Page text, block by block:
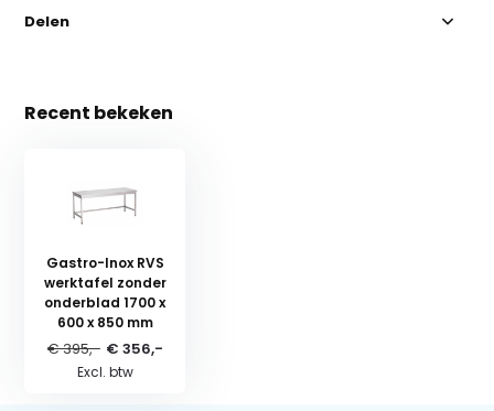
Delen
Recent bekeken
Gastro-Inox RVS
werktafel zonder
onderblad 1700 x
600 x 850 mm
€ 395,- € 356,-
Excl. btw